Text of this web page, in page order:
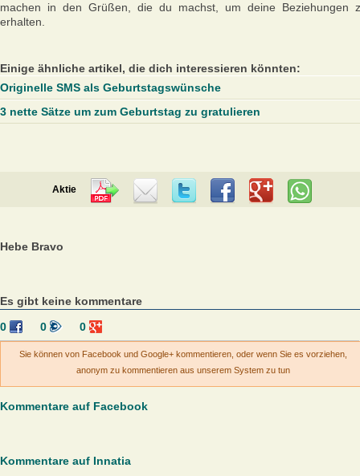
machen in den Grüßen, die du machst, um deine Beziehungen
erhalten.
Einige ähnliche artikel, die dich interessieren könnten:
Originelle SMS als Geburtstagswünsche
3 nette Sätze um zum Geburtstag zu gratulieren
Aktie
Hebe Bravo
Es gibt keine kommentare
0
0 0
Sie können von Facebook und Google+ kommentieren, oder wenn Sie es vorziehen,
anonym zu kommentieren aus unserem System zu tun
Kommentare auf Facebook
Kommentare auf Innatia